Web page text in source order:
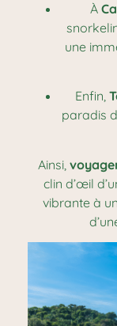
À
une
Enfin,
paradis
Ainsi,
clin d’œil
vibrante à